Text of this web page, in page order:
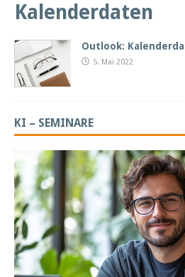
Kalenderdaten
Outlook:
5. Mai 2022
KI – SEMINARE